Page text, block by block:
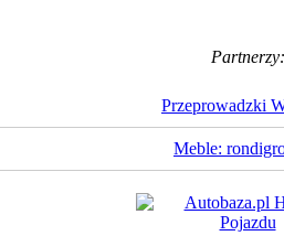
Partnerzy:
Przeprowadzki
Meble: